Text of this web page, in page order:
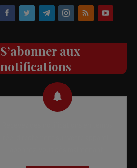
S’abonner aux
notifications